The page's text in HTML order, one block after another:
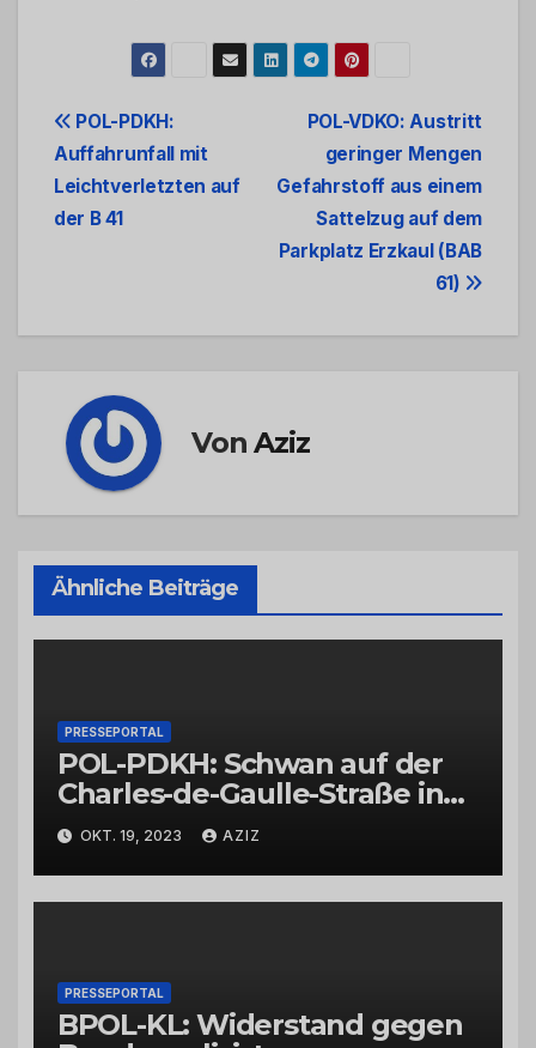
Beitrags-
Navigation
POL-VDKO: Austritt
geringer Mengen
Gefahrstoff aus einem
Sattelzug auf dem
Parkplatz Erzkaul (BAB
61)
POL-PDKH:
Auffahrunfall mit
Leichtverletzten auf
der B 41
VonAziz
Ähnliche Beiträge
PRESSEPORTAL
POL-PDKH: Schwan auf der
Charles-de-Gaulle-Straße in
Bad Kreuznach beeinflusst
Feierabendverkehr
OKT. 19, 2023 AZIZ
PRESSEPORTAL
BPOL-KL: Widerstand gegen